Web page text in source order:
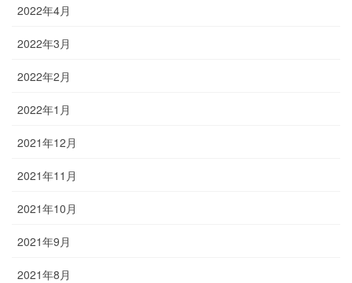
2022年4月
2022年3月
2022年2月
2022年1月
2021年12月
2021年11月
2021年10月
2021年9月
2021年8月